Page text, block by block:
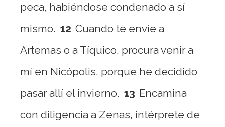
peca, habiéndose condenado a sí
mismo. 12 Cuando te envíe a
Artemas o a Tíquico, procura venir a
mí en Nicópolis, porque he decidido
pasar allí el invierno. 13 Encamina
con diligencia a Zenas, intérprete de